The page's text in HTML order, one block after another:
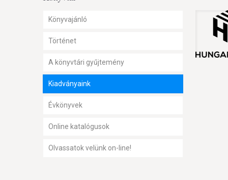
Könyvajánló
Történet
A könyvtári gyűjtemény
Kiadványaink
Évkönyvek
Online katalógusok
Olvassatok velünk on-line!